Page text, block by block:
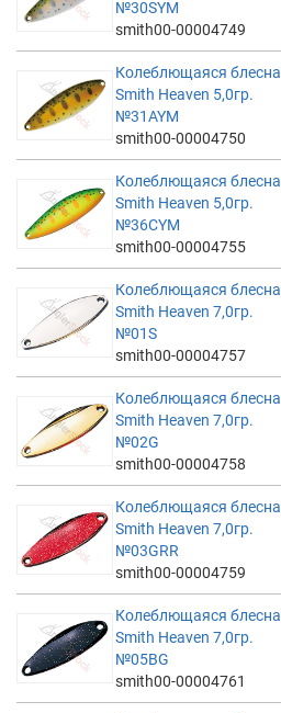
№30SYM
smith00-00004749
Колеблющаяся блесна
Smith Heaven 5,0гр.
№31AYM
smith00-00004750
Колеблющаяся блесна
Smith Heaven 5,0гр.
№36CYM
smith00-00004755
Колеблющаяся блесна
Smith Heaven 7,0гр.
№01S
smith00-00004757
Колеблющаяся блесна
Smith Heaven 7,0гр.
№02G
smith00-00004758
Колеблющаяся блесна
Smith Heaven 7,0гр.
№03GRR
smith00-00004759
Колеблющаяся блесна
Smith Heaven 7,0гр.
№05BG
smith00-00004761